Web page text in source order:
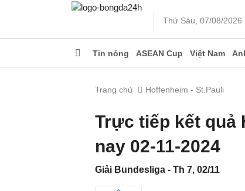
Thứ Sáu, 07/08/2026
Tin nóng ASEAN Cup Việt Nam
Trang chủ Hoffenheim - St.Pauli
Trực tiếp kết quả
nay 02-11-2024
Giải Bundesliga - Th 7, 02/11